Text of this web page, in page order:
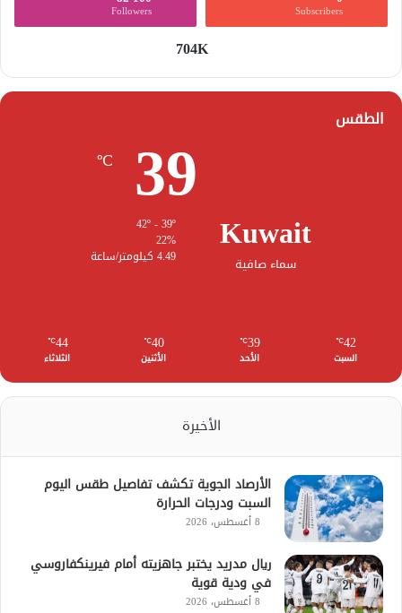
Subscribers
Followers
704K
الطقس
Kuwait
سماء صافية
39
℃
22%
4.49 كيلومتر/ساعة
42
℃
السبت
39
℃
الأحد
40
℃
الأثنين
44
℃
الثلاثاء
الأخيرة
الأرصاد الجوية تكشف تفاصيل طقس اليوم
السبت ودرجات الحرارة
8 أغسطس، 2026
ريال مدريد يختبر جاهزيته أمام فيرينكفاروسي
في ودية قوية
8 أغسطس، 2026